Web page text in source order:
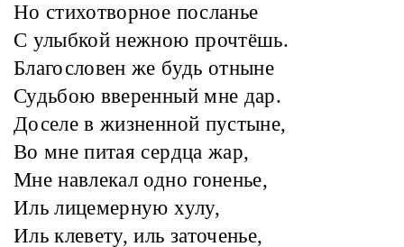
Но стихотворное посланье
С улыбкой нежною прочтёшь.
Благословен же будь отныне
Судьбою вверенный мне дар.
Доселе в жизненной пустыне,
Во мне питая сердца жар,
Мне навлекал одно гоненье,
Иль лицемерную хулу,
Иль клевету, иль заточенье,